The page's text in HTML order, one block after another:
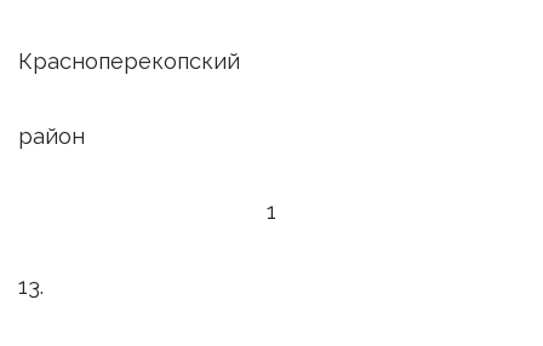
Красноперекопский
район
1
13.